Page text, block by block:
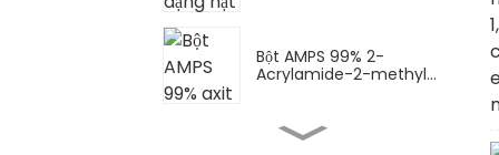
Bột AMPS 99% 2-
Acrylamide-2-methyl...